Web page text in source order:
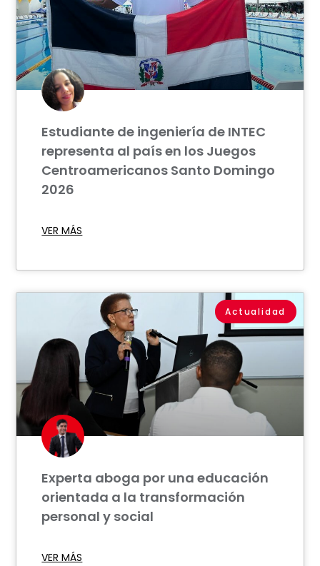
Estudiante de ingeniería de INTEC
representa al país en los Juegos
Centroamericanos Santo Domingo
2026
VER MÁS
Actualidad
Experta aboga por una educación
orientada a la transformación
personal y social
VER MÁS